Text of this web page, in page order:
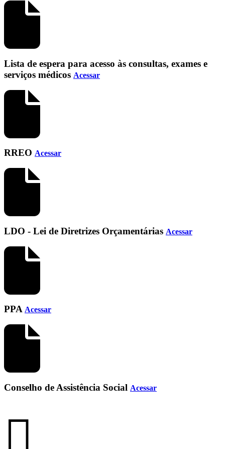
Lista de espera para acesso às consultas, exames e
serviços médicos Acessar
RREO Acessar
LDO - Lei de Diretrizes Orçamentárias Acessar
PPA Acessar
Conselho de Assistência Social Acessar